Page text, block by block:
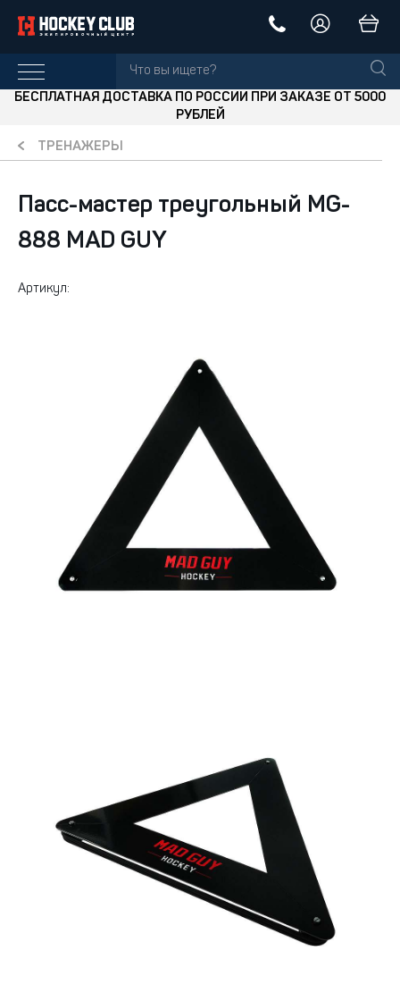
БЕСПЛАТНАЯ ДОСТАВКА ПО РОССИИ ПРИ ЗАКАЗЕ ОТ 5000
РУБЛЕЙ
ТРЕНАЖЕРЫ
Пасс-мастер треугольный MG-
888 MAD GUY
Артикул: